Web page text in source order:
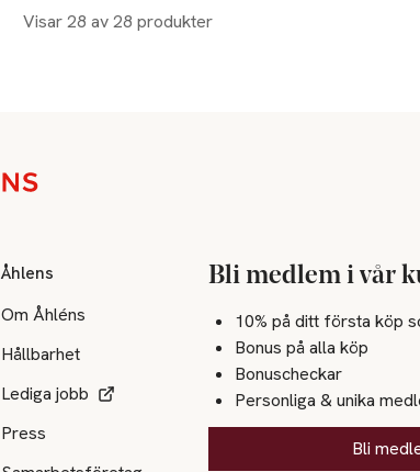
Visar 28 av 28 produkter
Åhlens
Om Åhléns
Hållbarhet
Lediga jobb
Press
Bli medlem i vår
10% på ditt första köp
Bonus på alla köp
Bonuscheckar
Personliga & unika
Bli